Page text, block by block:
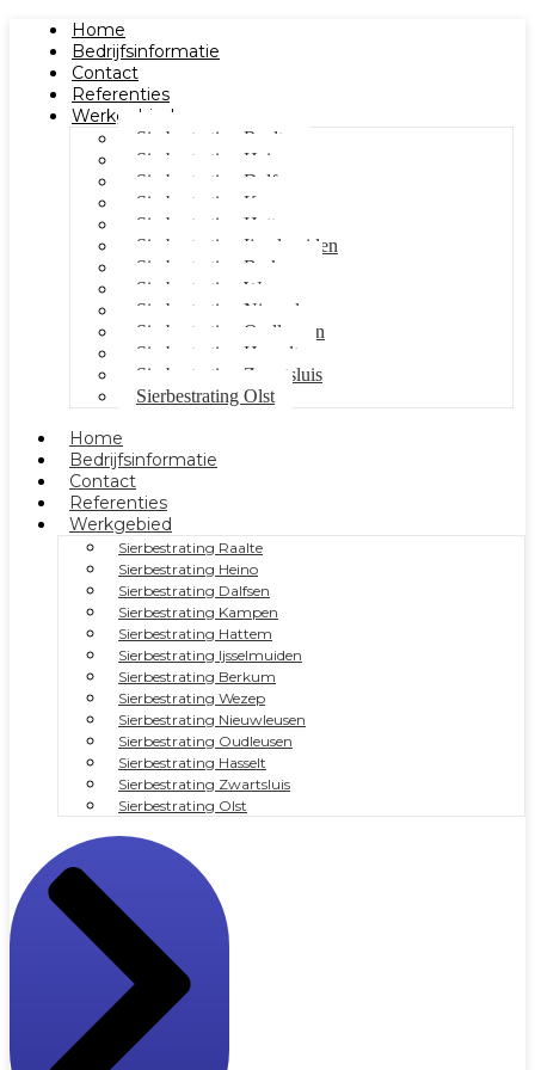
Home
Bedrijfsinformatie
Contact
Referenties
Werkgebied
Sierbestrating Raalte
Sierbestrating Heino
Sierbestrating Dalfsen
Sierbestrating Kampen
Sierbestrating Hattem
Sierbestrating Ijsselmuiden
Sierbestrating Berkum
Sierbestrating Wezep
Sierbestrating Nieuwleusen
Sierbestrating Oudleusen
Sierbestrating Hasselt
Sierbestrating Zwartsluis
Sierbestrating Olst
Home
Bedrijfsinformatie
Contact
Referenties
Werkgebied
Sierbestrating Raalte
Sierbestrating Heino
Sierbestrating Dalfsen
Sierbestrating Kampen
Sierbestrating Hattem
Sierbestrating Ijsselmuiden
Sierbestrating Berkum
Sierbestrating Wezep
Sierbestrating Nieuwleusen
Sierbestrating Oudleusen
Sierbestrating Hasselt
Sierbestrating Zwartsluis
Sierbestrating Olst